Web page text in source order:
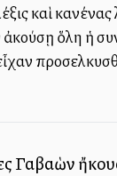
καὶ
ὅλη ἡ
Γαβαὼν